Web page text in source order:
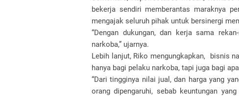
bekerja sendiri memberantas maraknya
mengajak seluruh pihak untuk bersinergi
“Dengan dukungan, dan kerja sama
narkoba,” ujarnya.
Lebih lanjut, Riko mengungkapkan, bisnis
hanya bagi pelaku narkoba, tapi juga bagi
“Dari tingginya nilai jual, dan harga yang
orang dipengaruhi, sebab keuntungan